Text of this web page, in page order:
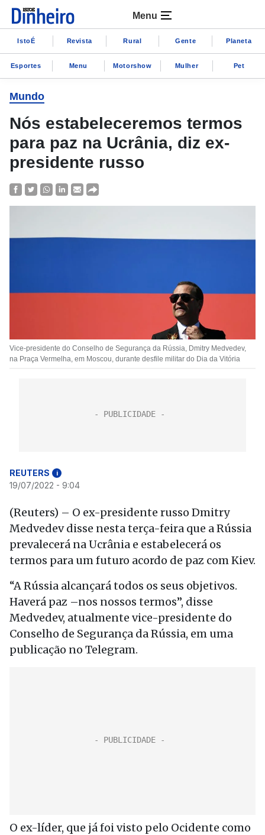
Menu
IstoÉ Revista Rural Gente Planeta
Esportes Menu Motorshow Mulher Pet
Mundo
Nós estabeleceremos termos
para paz na Ucrânia, diz ex-
presidente russo
Vice-presidente do Conselho de Segurança da Rússia, Dmitry Medvedev,
na Praça Vermelha, em Moscou, durante desfile militar do Dia da Vitória
REUTERS i
19/07/2022 - 9:04
(Reuters) – O ex-presidente russo Dmitry
Medvedev disse nesta terça-feira que a Rússia
prevalecerá na Ucrânia e estabelecerá os
termos para um futuro acordo de paz com Kiev.
“A Rússia alcançará todos os seus objetivos.
Haverá paz –nos nossos termos”, disse
Medvedev, atualmente vice-presidente do
Conselho de Segurança da Rússia, em uma
publicação no Telegram.
O ex-líder, que já foi visto pelo Ocidente como